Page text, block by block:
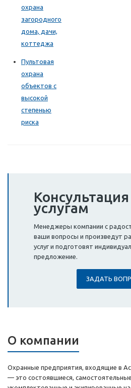
охрана
загородного
дома, дачи,
коттеджа
Пультовая
охрана
объектов с
высокой
степенью
риска
услугам
Менеджеры компании с
ваши вопросы и произведут
услуг и подготовят
предложение.
ЗАДАТЬ
О компании
Охранные предприятия, входящие в
— это состоявшиеся,